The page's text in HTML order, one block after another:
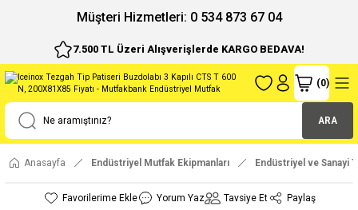
Müşteri Hizmetleri: 0 534 873 67 04
7.500 TL Üzeri Alışverişlerde KARGO BEDAVA!
ARA
(0)
Anasayfa Endüstriyel Mutfak Ekipmanları Endüstriyel ve Sanayi
Yorum Yaz Tavsiye Et Paylaş